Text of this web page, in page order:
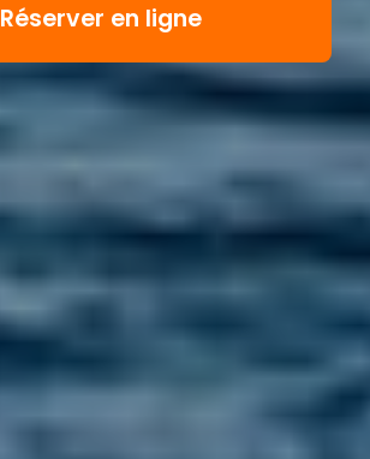
Réserver en ligne